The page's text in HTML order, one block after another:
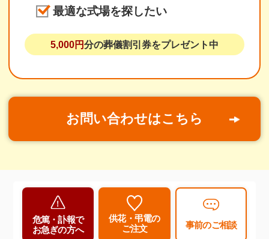
最適な式場を探したい
5,000円分の葬儀割引券をプレゼント中
お問い合わせはこちら
危篤・訃報で
お急ぎの方へ
供花・弔電の
ご注文
事前のご相談